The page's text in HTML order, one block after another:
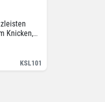
Knicken,
KSL101